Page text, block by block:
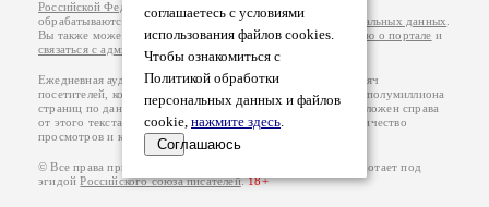
соглашаетесь с условиями
использования файлов cookies.
Чтобы ознакомиться с
Политикой обработки
персональных данных и файлов
cookie, нажмите здесь.
Соглашаюсь
Российской Федерации
обрабатываются на основанииПолитики обработки персональных данных
Вы также можете посмотреть более подробнуюинформацию о портале и
связаться с администрацией
Ежедневная аудитория портала Проза.ру – порядка 100 тысяч
посетителей, которые в общей сумме просматривают более полумиллиона
страниц по данным счетчика посещаемости, который расположен справа
от этого текста. В каждой графе указано по две цифры: количество
просмотров и количество посетителей.
© Все права принадлежат авторам, 2000-2026. Портал работает под
эгидойРоссийского союза писателей.18+